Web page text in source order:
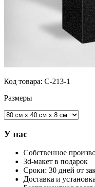
Код товара: С-213-1
Размеры
У нас
Собственное
3d-макет в подарок
Сроки: 30 дней от
Доставка и